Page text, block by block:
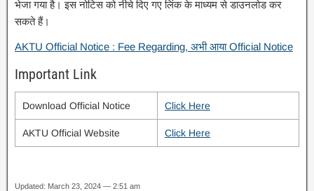
भेजा गया है। इस नोटिस को नीचे दिए गए लिंक के माध्यम से डाउनलोड कर
सकते हैं।
AKTU Official Notice : Fee Regarding, अभी आया Official Notice
Important Link
Download Official Notice Click Here
AKTU Official Website Click Here
Updated: March 23, 2024 — 2:51 am